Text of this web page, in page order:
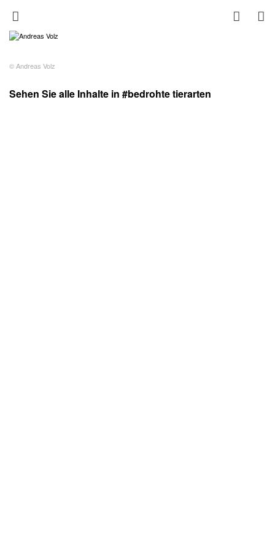
© Andreas Volz
Sehen Sie alle Inhalte in #bedrohte tierarten